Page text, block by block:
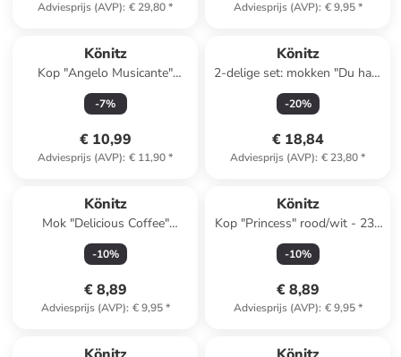
Adviesprijs (AVP): € 29,80*
Adviesprijs (AVP): € 9,95*
Könitz
Kop "Angelo Musicante"
lichtbruin/zwart - 85 ml
-7%
€ 10,99
Adviesprijs (AVP): € 11,90*
Könitz
2-delige set: mokken "Du hast
mir gefehlt" wit/geel - 380 ml
-20%
€ 18,84
Adviesprijs (AVP): € 23,80*
Könitz
Mok "Delicious Coffee"
wit/lichtbruin - 400 ml
-10%
€ 8,89
Adviesprijs (AVP): € 9,95*
Könitz
Kop "Princess" rood/wit - 230
ml
-10%
€ 8,89
Adviesprijs (AVP): € 9,95*